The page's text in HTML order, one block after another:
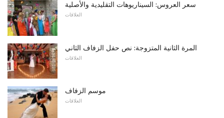
سعر العروس: السيناريوهات التقليدية والأصلية
العلاقات
المرة الثانية المتزوجة: نص حفل الزفاف الثاني
العلاقات
موسم الزفاف
العلاقات